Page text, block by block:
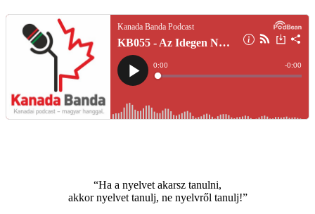
“Ha a nyelvet akarsz tanulni,
akkor nyelvet tanulj, ne nyelvről tanulj!”